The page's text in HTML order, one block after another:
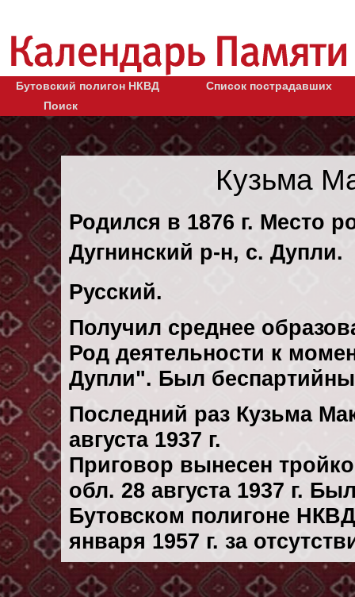
Бутовский полигон НКВД
Список пострадавших
Поиск
Кузьма
Родился в 1876 г. Место
Дугнинский р-н, с. Дупли.
Русский.
Получил среднее
Род деятельности к
Дупли". Был
Последний раз Кузьма
августа 1937 г.
Приговор вынесен
обл. 28 августа 1937 г.
Бутовском полигоне
января 1957 г. за